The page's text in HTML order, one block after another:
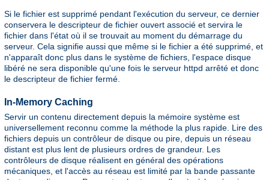
Si le fichier est supprimé pendant l'exécution du serveur, ce dernier
conservera le descripteur de fichier ouvert associé et servira le
fichier dans l'état où il se trouvait au moment du démarrage du
serveur. Cela signifie aussi que même si le fichier a été supprimé, et
n'apparaît donc plus dans le système de fichiers, l'espace disque
libéré ne sera disponible qu'une fois le serveur httpd arrêté et donc
le descripteur de fichier fermé.
In-Memory Caching
Servir un contenu directement depuis la mémoire système est
universellement reconnu comme la méthode la plus rapide. Lire des
fichiers depuis un contrôleur de disque ou pire, depuis un réseau
distant est plus lent de plusieurs ordres de grandeur. Les
contrôleurs de disque réalisent en général des opérations
mécaniques, et l'accès au réseau est limité par la bande passante